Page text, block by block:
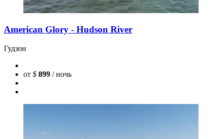
American Glory - Hudson River
Гудзон
от $ 899 / ночь